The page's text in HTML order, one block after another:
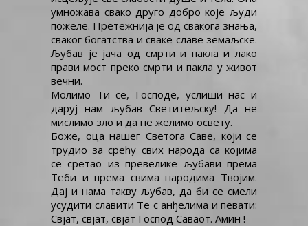
умножава свако друго добро које људи
пожеле. Претежнија је од свакога знања,
сваког богатства и сваке славе земаљске.
Љубав је јача од смрти и пакла и лако
прави мост преко смрти и пакла у живот
вечни.
Молимо Ти се, Господе, услиши нас и
даруј нам љубав Светитељску! Да не
мислимо зло и да не желимо освету.
Боже, оца нашег Светога Саве, који се
трудио за срећу свих народа са којима
се сретао из превелике љубави према
Теби и према свима народима Твојим.
Дај и нама такву љубав, да би се смели
усудити славити Те с анђелима и певати:
Свјат, свјат, свјат Господ Саваот. Амин !